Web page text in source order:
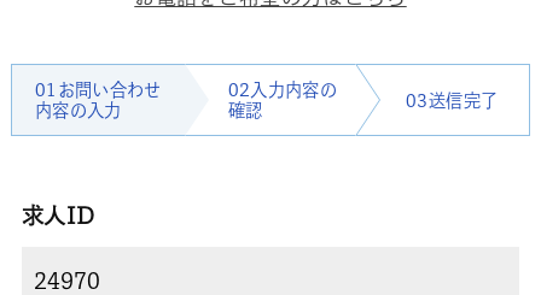
01お問い合わせ
内容の入力
02入力内容の
確認
03送信完了
求人ID